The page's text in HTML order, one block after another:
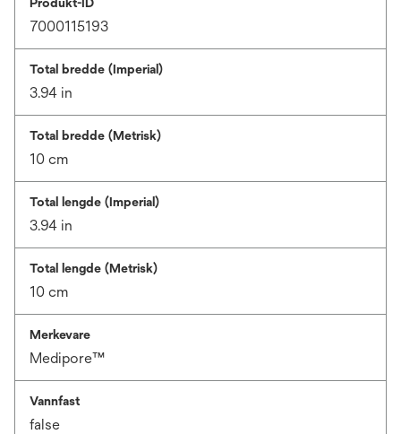
7000115193
Total bredde (Imperial)
3.94 in
Total bredde (Metrisk)
10 cm
Total lengde (Imperial)
3.94 in
Total lengde (Metrisk)
10 cm
Merkevare
Medipore™
Vannfast
false